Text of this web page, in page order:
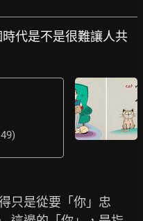
代是不是很難讓人共
只是從要「你」忠